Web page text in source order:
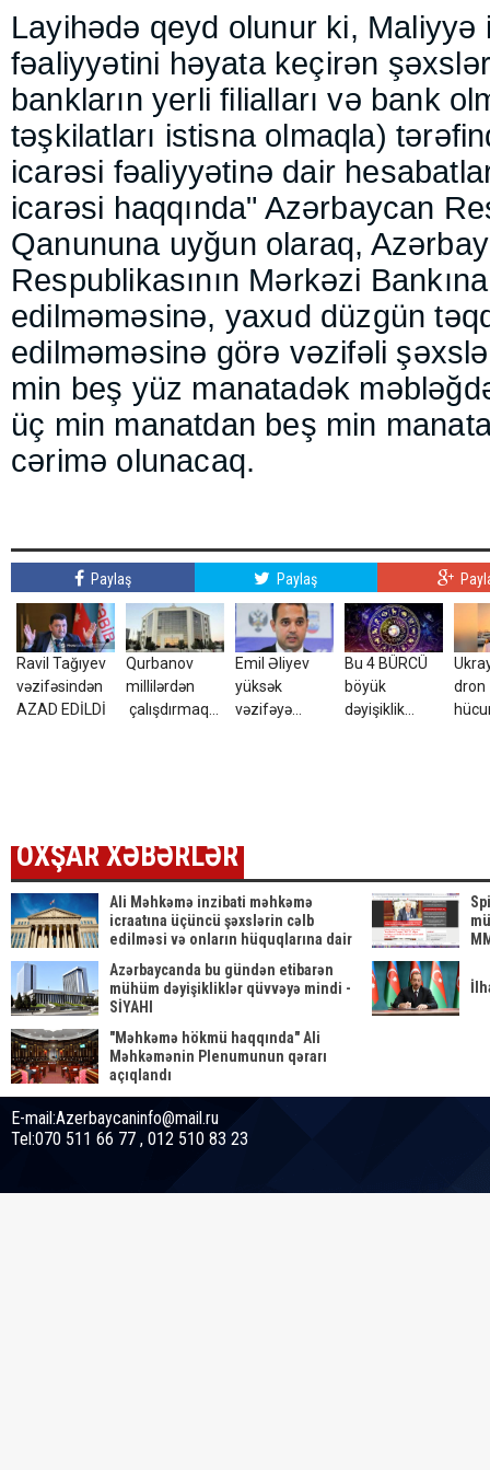
Layihədə qeyd olunur ki, Maliyyə
fəaliyyətini həyata keçirən
bankların yerli filialları və bank
təşkilatları istisna olmaqla)
icarəsi fəaliyyətinə dair
icarəsi haqqında" Azərbaycan
Qanununa uyğun olaraq,
Respublikasının Mərkəzi
edilməməsinə, yaxud düzgün
edilməməsinə görə vəzifəli
min beş yüz manatadək
üç min manatdan beş min
cərimə olunacaq.
Paylaş Paylaş
Ravil Tağıyev
vəzifəsindən
AZAD EDİLDİ
Qurbanov
millilərdən
çalışdırmaq
Emil Əliyev
yüksək
vəzifəyə
Bu 4 BÜRCÜ
böyük
dəyişiklik
dron
OXŞAR XƏBƏRLƏR
Ali Məhkəmə inzibati məhkəmə
icraatına üçüncü şəxslərin cəlb
edilməsi və onların hüquqlarına dair
Azərbaycanda bu gündən etibarən
mühüm dəyişikliklər qüvvəyə mindi -
SİYAHI
"Məhkəmə hökmü haqqında" Ali
Məhkəmənin Plenumunun qərarı
açıqlandı
E-mail:Azerbaycaninfo@mail.ru
Tel:070 511 66 77 , 012 510 83 23